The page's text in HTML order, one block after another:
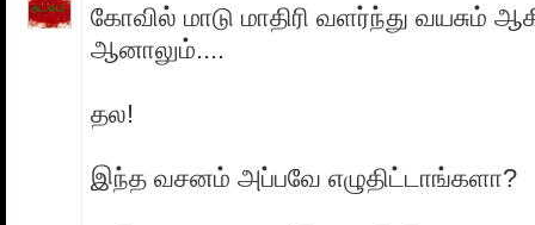
கோவில் மாடு மாதிரி வளர்ந்து வயசும்
ஆனாலும்....
தல!
இந்த வசனம் அப்பவே எழுதிட்டாங்களா?